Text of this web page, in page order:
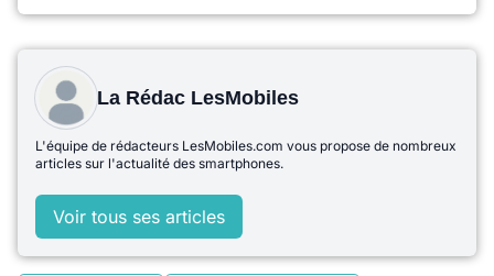
La Rédac LesMobiles
L'équipe de rédacteurs LesMobiles.com vous propose de nombreux
articles sur l'actualité des smartphones.
Voir tous ses articles